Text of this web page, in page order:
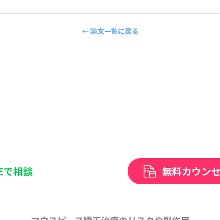
← 論文一覧に戻る
相談 無料カウン